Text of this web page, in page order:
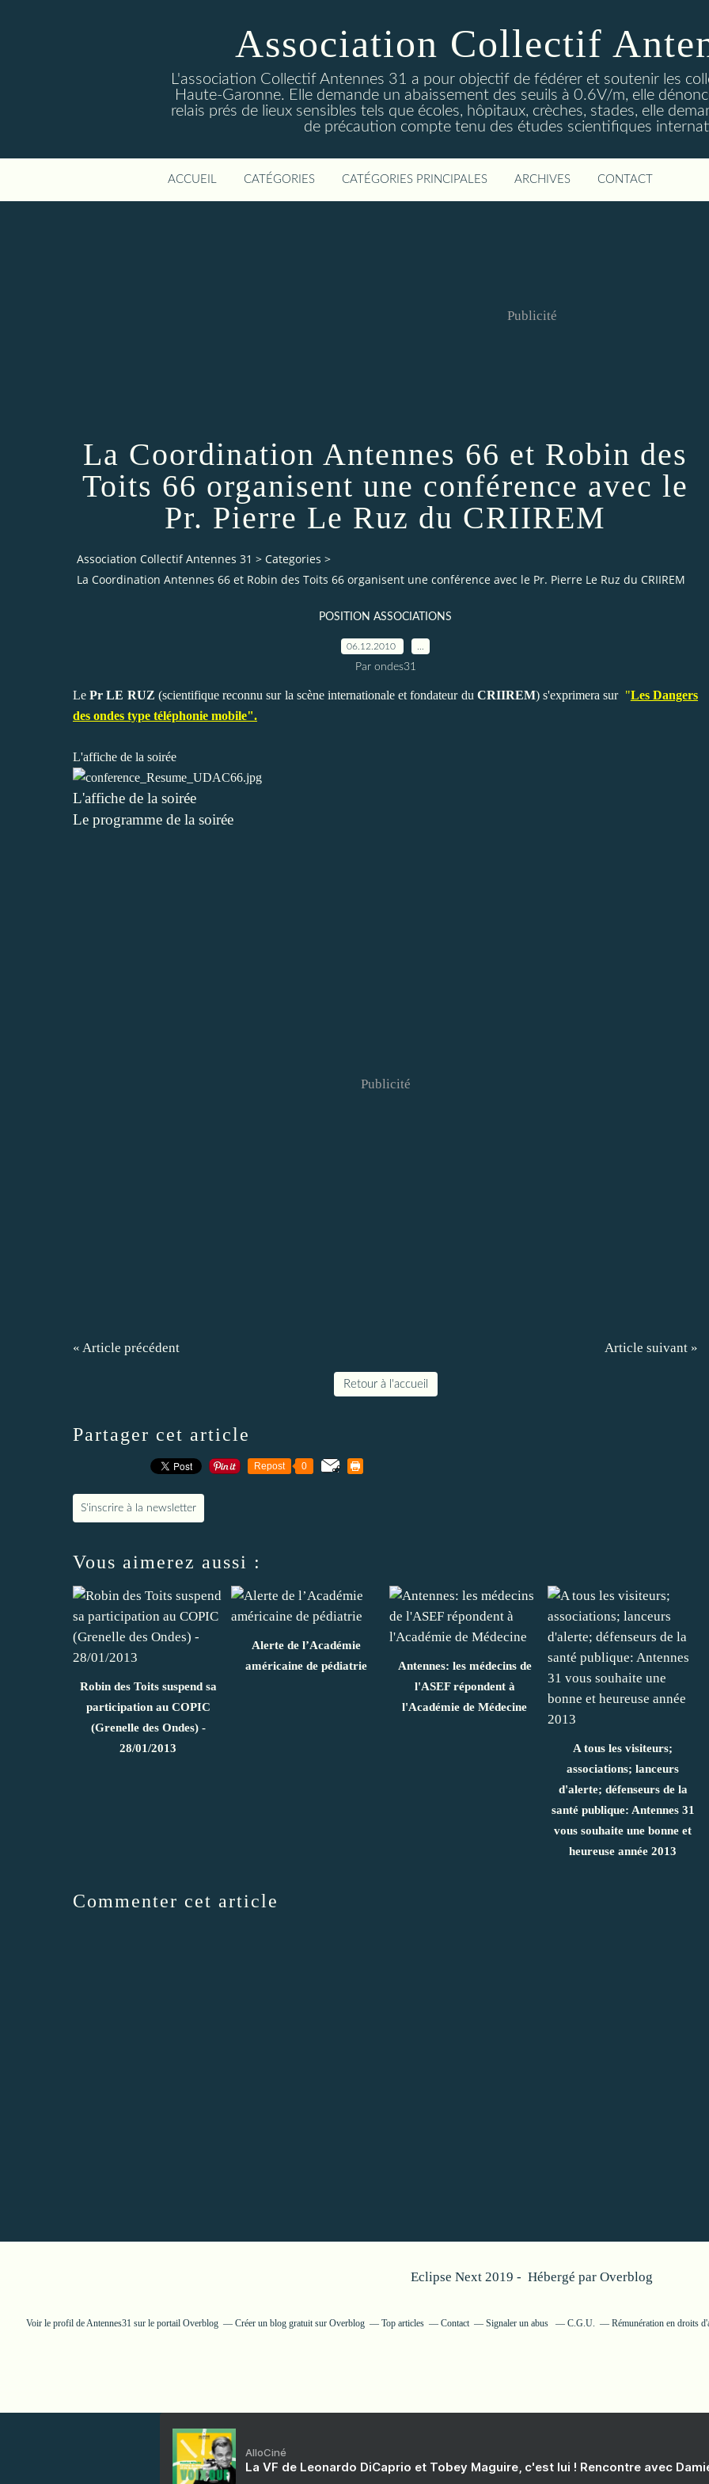
Association Collectif
L'association Collectif Antennes 31 a pour objectif de fédérer et soutenir les
Haute-Garonne. Elle demande un abaissement des seuils à 0.6V/m, elle
relais prés de lieux sensibles tels que écoles, hôpitaux, crèches, stades, elle
de précaution compte tenu des études scientifiques
ACCUEIL CATÉGORIES CATÉGORIES PRINCIPALES ARCHIVES CONTACT
Publicité
La Coordination Antennes 66 et Robin des
Toits 66 organisent une conférence avec le
Pr. Pierre Le Ruz du CRIIREM
Association Collectif Antennes 31 > Categories >
La Coordination Antennes 66 et Robin des Toits 66 organisent une conférence avec le Pr. Pierre Le Ruz du CRIIREM
POSITION ASSOCIATIONS
06.12.2010
Par ondes31
LePr LE RUZ (scientifique reconnu sur la scène internationale et fondateur du CRIIREM) s'exprimera sur "Les Dangers
des ondes type téléphonie mobile".
L'affiche de la soirée
L'affiche de la soirée
Le programme de la soirée
Publicité
« Article précédent Article suivant »
Retour à l'accueil
Partager cet article
Repost 0
S'inscrire à la newsletter
Vous aimerez aussi :
Robin des Toits suspend sa
participation au COPIC
(Grenelle des Ondes) -
28/01/2013
Alerte de l’Académie
américaine de pédiatrie
Antennes: les médecins de
l'ASEF répondent à
l'Académie de Médecine
A tous les visiteurs;
associations; lanceurs
d'alerte; défenseurs de la
santé publique: Antennes 31
vous souhaite une bonne et
heureuse année 2013
Commenter cet article
Eclipse Next 2019 - Hébergé par Overblog
Voir le profil deAntennes31 sur le portail Overblog Créer un blog gratuit sur Overblog Top articles Contact Signaler un abus C.G.U. Rémunération en droits
AlloCiné
La VF de Leonardo DiCaprio et Tobey Maguire, c'est lui ! Rencontre avec